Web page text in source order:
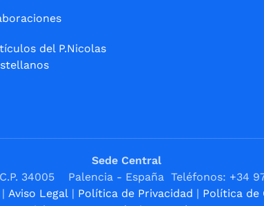
del P.Nicolas
Sede Central
34005 Palencia - España Teléfonos: +34
| Aviso Legal | Política de Privacidad | Política de